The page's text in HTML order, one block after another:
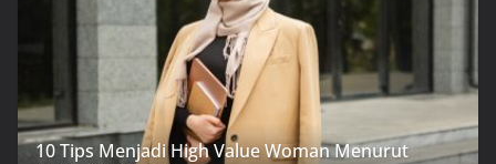
10 Tips Menjadi High Value Woman Menurut